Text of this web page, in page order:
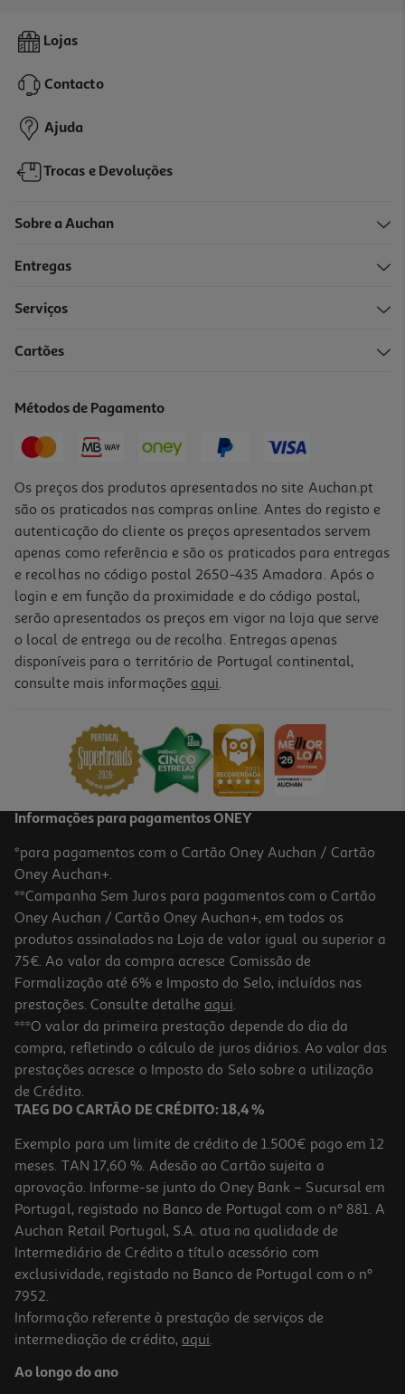
Lojas
Contacto
Ajuda
Trocas e Devoluções
Sobre a Auchan
Entregas
Serviços
Cartões
Métodos de Pagamento
Os preços dos produtos apresentados no site Auchan.pt
são os praticados nas compras online. Antes do registo e
autenticação do cliente os preços apresentados servem
apenas como referência e são os praticados para entregas
e recolhas no código postal 2650-435 Amadora. Após o
login e em função da proximidade e do código postal,
serão apresentados os preços em vigor na loja que serve
o local de entrega ou de recolha. Entregas apenas
disponíveis para o território de Portugal continental,
consulte mais informações aqui.
Informações para pagamentos ONEY
*para pagamentos com o Cartão Oney Auchan / Cartão
Oney Auchan+.
**Campanha Sem Juros para pagamentos com o Cartão
Oney Auchan / Cartão Oney Auchan+, em todos os
produtos assinalados na Loja de valor igual ou superior a
75€. Ao valor da compra acresce Comissão de
Formalização até 6% e Imposto do Selo, incluídos nas
prestações. Consulte detalhe aqui.
***O valor da primeira prestação depende do dia da
compra, refletindo o cálculo de juros diários. Ao valor das
prestações acresce o Imposto do Selo sobre a utilização
de Crédito.
TAEG DO CARTÃO DE CRÉDITO: 18,4 %
Exemplo para um limite de crédito de 1.500€ pago em 12
meses. TAN 17,60 %. Adesão ao Cartão sujeita a
aprovação. Informe-se junto do Oney Bank – Sucursal em
Portugal, registado no Banco de Portugal com o nº 881. A
Auchan Retail Portugal, S.A. atua na qualidade de
Intermediário de Crédito a título acessório com
exclusividade, registado no Banco de Portugal com o nº
7952.
Informação referente à prestação de serviços de
intermediação de crédito, aqui.
Ao longo do ano